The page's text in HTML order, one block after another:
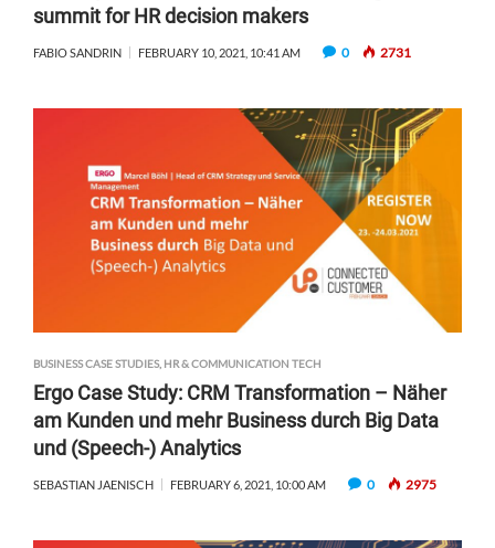
summit for HR decision makers
FABIO SANDRIN FEBRUARY 10, 2021, 10:41 AM 0 2731
BUSINESS CASE STUDIES, HR & COMMUNICATION TECH
Ergo Case Study: CRM Transformation – Näher
am Kunden und mehr Business durch Big Data
und (Speech-) Analytics
SEBASTIAN JAENISCH FEBRUARY 6, 2021, 10:00 AM 0 2975